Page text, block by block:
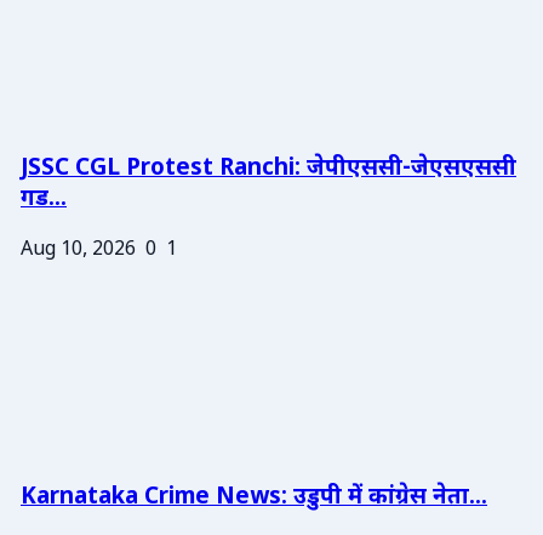
JSSC CGL Protest Ranchi: जेपीएससी-जेएसएससी
गड...
Aug 10, 2026 0 1
Karnataka Crime News: उडुपी में कांग्रेस नेता...